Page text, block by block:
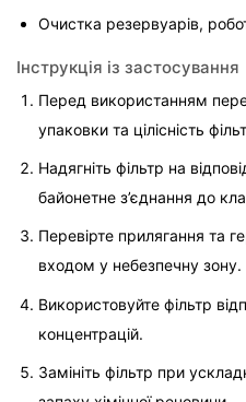
Очистка резервуарів,
Інструкція із застосування
Перед використанням
упаковки та цілісність
Надягніть фільтр на
байонетне з’єднання до
Перевірте прилягання та
входом у небезпечну зону.
Використовуйте фільтр
концентрацій.
Замініть фільтр при